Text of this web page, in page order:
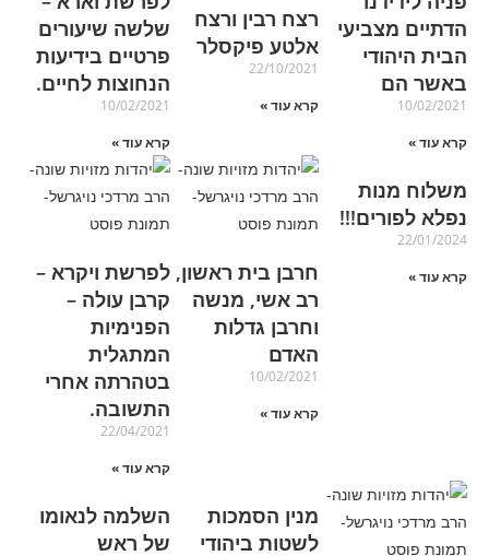
הדתיים מצביעי
הבית היהודי
באשר הם
10/02/2021
קרא עוד »
רצח רבין ורצח
אלטע פיקסלר
22/10/2021
קרא עוד »
שלשה שיעורים
פרטיים בידיעות
הנחוצות לחיים.
10/02/2021
קרא עוד »
משלוח מנות
נפלא לפורים!!!
22/01/2024
קרא עוד »
חרבן בית ראשון,
רב אשי, מנשה
וחרבן גדלות
האדם
10/02/2021
קרא עוד »
לפרשת ויקרא –
קרבן עולה –
הפנימיות
המתגלית
בטהרתה אחרי
התשובה.
22/04/2021
קרא עוד »
מנין הסמכות
לשטות ביהודי
השלמה לנאומו
של ראש